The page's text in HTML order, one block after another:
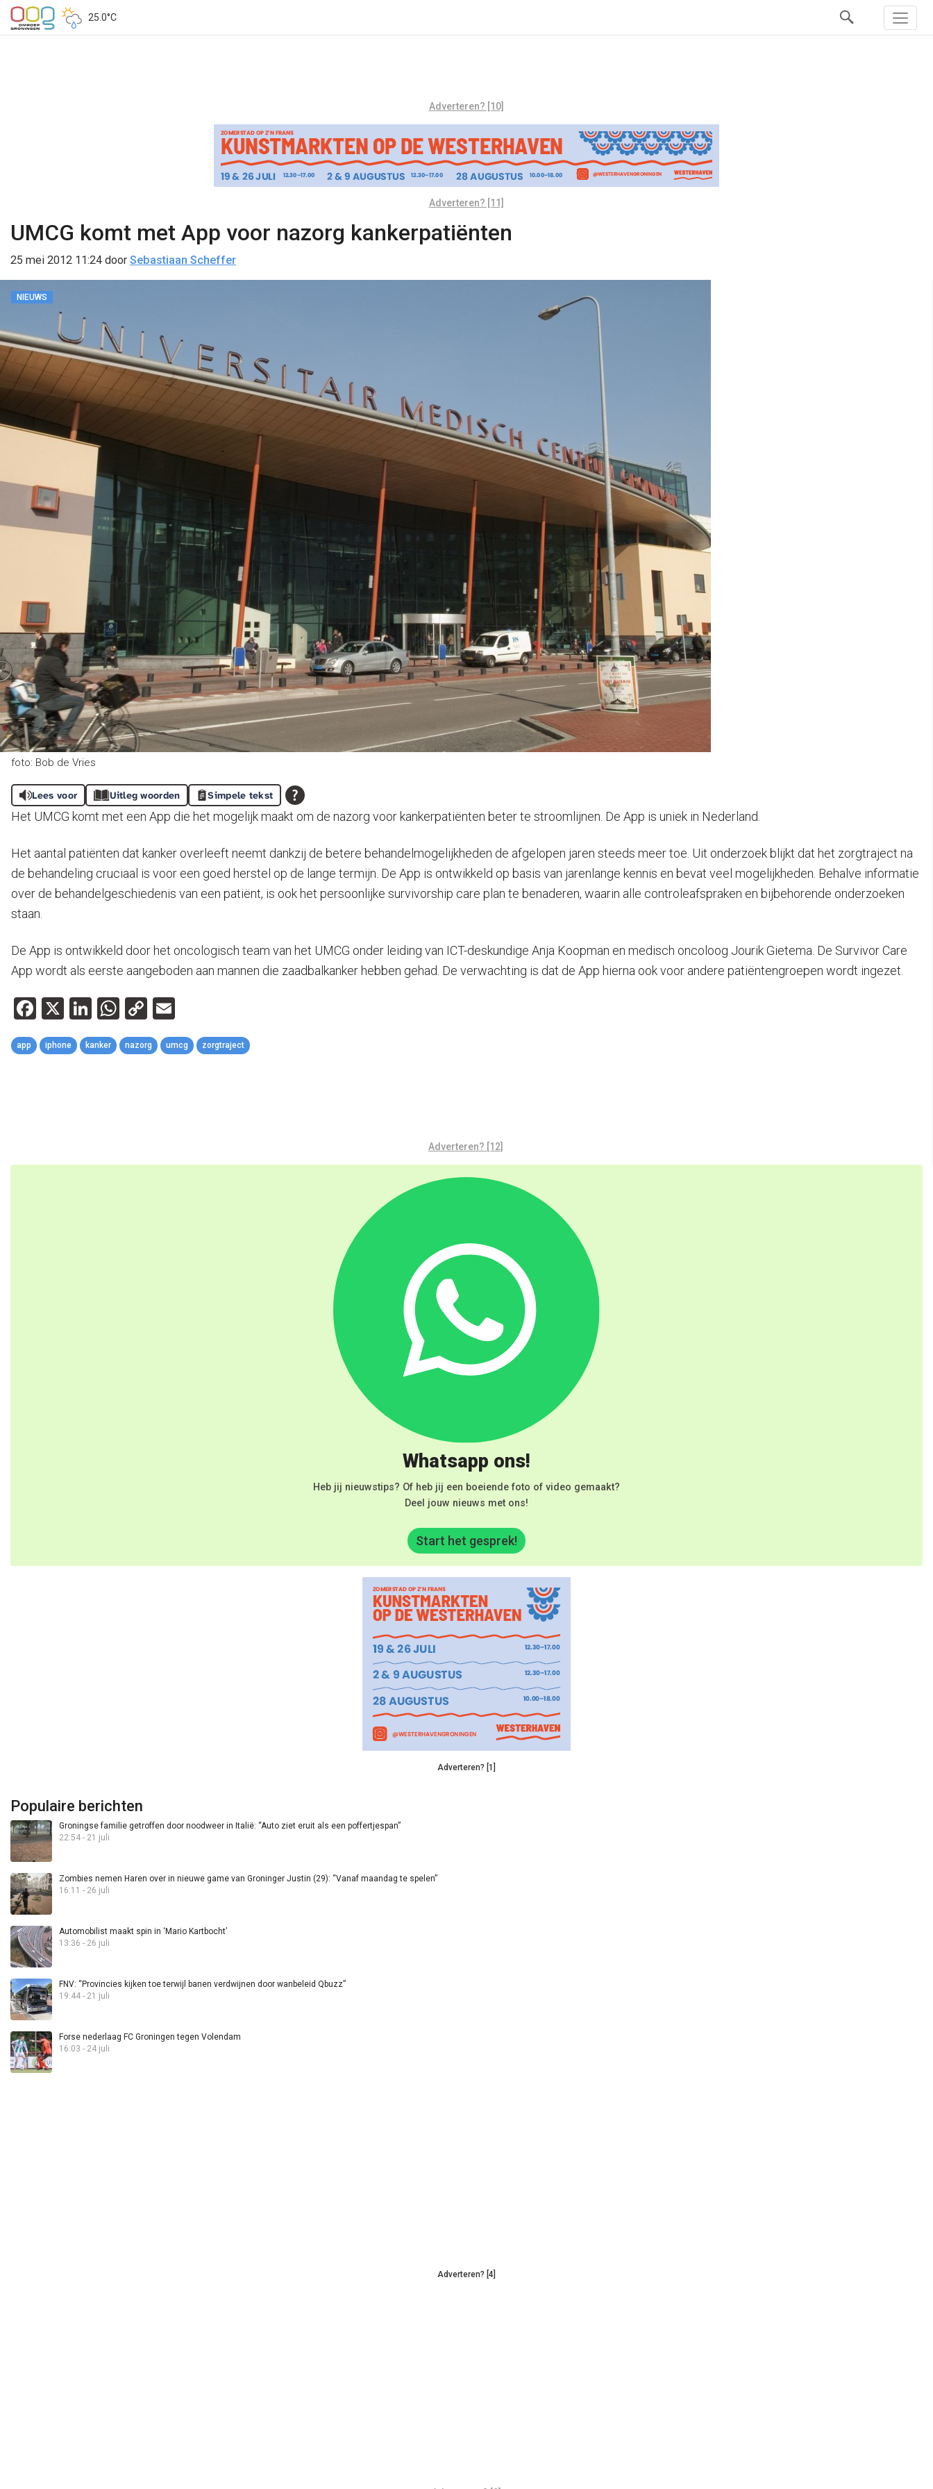
25.0°C
Adverteren? [10]
Adverteren? [11]
UMCG komt met App voor nazorg kankerpatiënten
25 mei 2012 11:24 door Sebastiaan Scheffer
NIEUWS
foto: Bob de Vries
Lees voor Uitleg woorden Simpele tekst
Het UMCG komt met een App die het mogelijk maakt om de nazorg voor kankerpatiënten beter te stroomlijnen. De App is uniek in Nederland.
Het aantal patiënten dat kanker overleeft neemt dankzij de betere behandelmogelijkheden de afgelopen jaren steeds meer toe. Uit onderzoek blijkt dat het zorgtraject na
de behandeling cruciaal is voor een goed herstel op de lange termijn. De App is ontwikkeld op basis van jarenlange kennis en bevat veel mogelijkheden. Behalve informatie
over de behandelgeschiedenis van een patiënt, is ook het persoonlijke survivorship care plan te benaderen, waarin alle controleafspraken en bijbehorende onderzoeken
staan.
De App is ontwikkeld door het oncologisch team van het UMCG onder leiding van ICT-deskundige Anja Koopman en medisch oncoloog Jourik Gietema. De Survivor Care
App wordt als eerste aangeboden aan mannen die zaadbalkanker hebben gehad. De verwachting is dat de App hierna ook voor andere patiëntengroepen wordt ingezet.
Facebook
X LinkedIn
WhatsApp
Copy
Link
app iphone kanker nazorg umcg zorgtraject
Adverteren? [12]
Whatsapp ons!
Heb jij nieuwstips? Of heb jij een boeiende foto of video gemaakt?
Deel jouw nieuws met ons!
Start het gesprek!
Adverteren? [1]
Populaire berichten
Groningse familie getroffen door noodweer in Italië: “Auto ziet eruit als een poffertjespan”
22:54 - 21 juli
Zombies nemen Haren over in nieuwe game van Groninger Justin (29): “Vanaf maandag te spelen”
16:11 - 26 juli
Automobilist maakt spin in ‘Mario Kartbocht’
13:36 - 26 juli
FNV: “Provincies kijken toe terwijl banen verdwijnen door wanbeleid Qbuzz”
19:44 - 21 juli
Forse nederlaag FC Groningen tegen Volendam
16:03 - 24 juli
Adverteren? [4]